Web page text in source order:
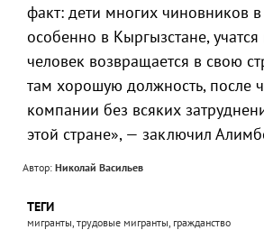
факт: дети многих чиновников
особенно в Кыргызстане,
человек возвращается в свою
там хорошую должность, после
компании без всяких
этой стране», — заключил
Автор: Николай Васильев
ТЕГИ
мигранты, трудовые мигранты, гражданство